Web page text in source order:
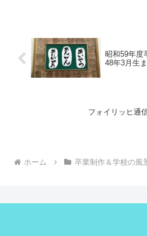
昭和59年度
48年3月生ま
フォイリッヒ通
ホーム 卒業制作＆学校の風